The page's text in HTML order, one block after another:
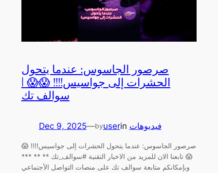
صرصور الجاسوس: عندما يتحول
الحشرات إلى جواسيس!!!! 😱😱 |
سوالف تك
Dec 9, 2025—byuserin فيديوهات
صرصور الجاسوس: عندما يتحول الحشرات إلى جواسيس!!!! 😱
😱 تابعنا الان للمزيد من الاخبار التقنية #سوالف_تك ** ** ***
وبإمكانكم متابعة سوالف تك على منصات التواصل الأجتماعي